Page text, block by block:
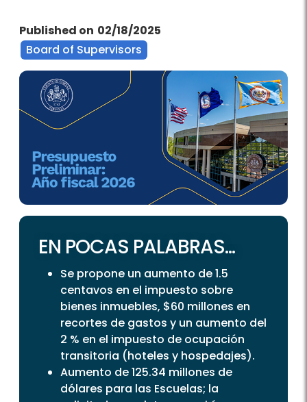
Published on 02/18/2025
Board of Supervisors
EN POCAS PALABRAS...
Se propone un aumento de 1.5
centavos en el impuesto sobre
bienes inmuebles, $60 millones en
recortes de gastos y un aumento del
2 % en el impuesto de ocupación
transitoria (hoteles y hospedajes).
Aumento de 125.34 millones de
dólares para las Escuelas; la